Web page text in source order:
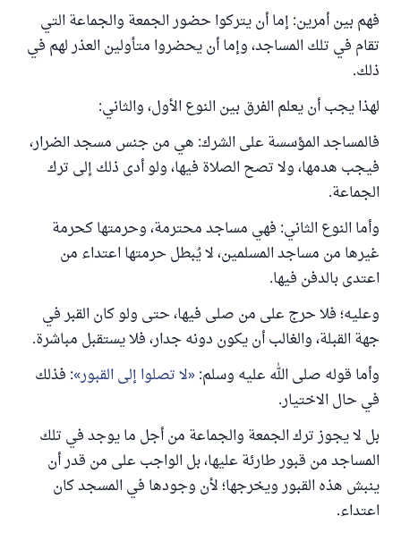
فهم بين أمرين: إما أن يتركوا حضور الجمعة والجماعة التي
تقام في تلك المساجد، وإما أن يحضروا متأولين العذر لهم في
ذلك.
لهذا يجب أن يعلم الفرق بين النوع الأول، والثاني:
فالمساجد المؤسسة على الشرك: هي من جنس مسجد الضرار،
فيجب هدمها، ولا تصح الصلاة فيها، ولو أدى ذلك إلى ترك
الجماعة.
وأما النوع الثاني: فهي مساجد محترمة، وحرمتها كحرمة
غيرها من مساجد المسلمين، لا يُبطل حرمتها اعتداء من
اعتدى بالدفن فيها.
وعليه؛ فلا حرج على من صلى فيها، حتى ولو كان القبر في
جهة القبلة، والغالب أن يكون دونه جدار، فلا يستقبل مباشرة.
وأما قوله صلى الله عليه وسلم: لا تصلوا إلى القبور : فذلك
في حال الاختيار.
بل لا يجوز ترك الجمعة والجماعة من أجل ما يوجد في تلك
المساجد من قبور طارئة عليها، بل الواجب على من قدر أن
ينبش هذه القبور ويخرجها؛ لأن وجودها في المسجد كان
اعتداء.